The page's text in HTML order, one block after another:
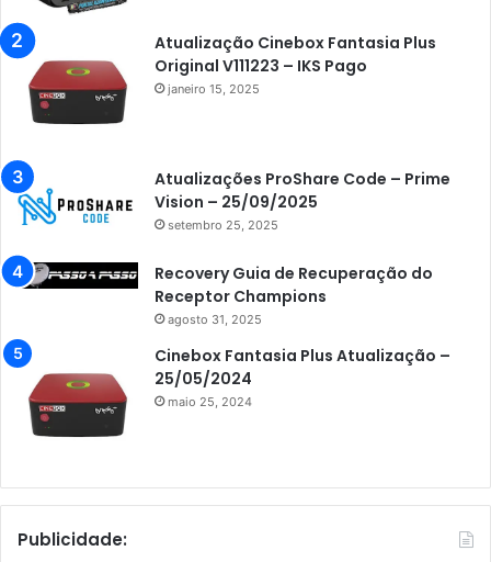
Atualização Cinebox Fantasia Plus
Original V111223 – IKS Pago
janeiro 15, 2025
Atualizações ProShare Code – Prime
Vision – 25/09/2025
setembro 25, 2025
Recovery Guia de Recuperação do
Receptor Champions
agosto 31, 2025
Cinebox Fantasia Plus Atualização –
25/05/2024
maio 25, 2024
Publicidade: